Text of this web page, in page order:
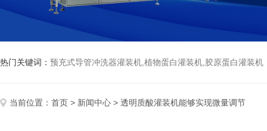
热门关键词： 预充式导管冲洗器灌装机,植物蛋白灌装机,胶原蛋白灌装机
当前位置： 首页 > 新闻中心 > 透明质酸灌装机能够实现微量调节